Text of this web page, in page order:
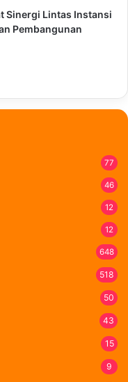
Sinergi Lintas Instansi
Pembangunan
77
46
12
12
648
518
50
43
15
9